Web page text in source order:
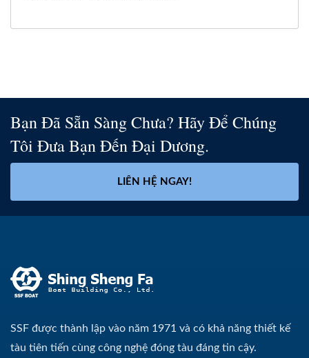
Bạn Đã Sẵn Sàng Chưa? Hãy Để Chúng
Tôi Đưa Bạn Đến Đại Dương.
LIÊN HỆ NGAY!
SSF được thành lập vào năm 1971 và có khả năng thiết kế
tàu tiên tiến cùng công nghệ đóng tàu đáng tin cậy.